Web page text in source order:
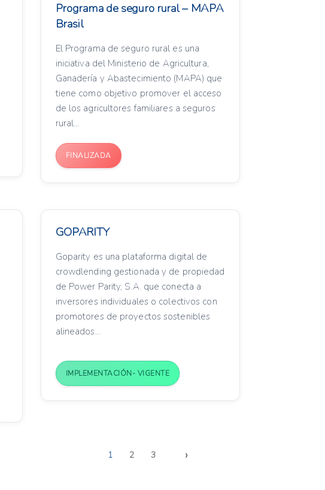
Programa de seguro rural – MAPA
Brasil
El Programa de seguro rural es una
iniciativa del Ministerio de Agricultura,
Ganadería y Abastecimiento (MAPA) que
tiene como objetivo promover el acceso
de los agricultores familiares a seguros
rural...
FINALIZADA
GOPARITY
Goparity es una plataforma digital de
crowdlending gestionada y de propiedad
de Power Parity, S.A. que conecta a
inversores individuales o colectivos con
promotores de proyectos sostenibles
alineados...
IMPLEMENTACIÓN- VIGENTE
1 2 3 ›